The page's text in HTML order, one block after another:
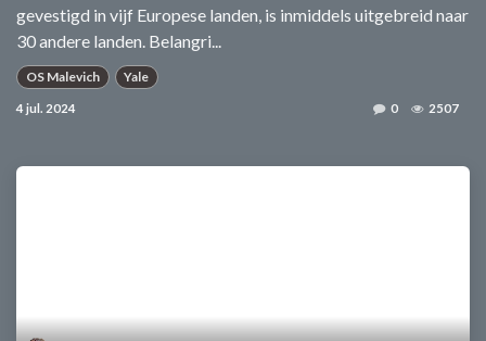
gevestigd in vijf Europese landen, is inmiddels uitgebreid naar
30 andere landen. Belangri...
OS Malevich Yale
4 jul. 2024 0 2507